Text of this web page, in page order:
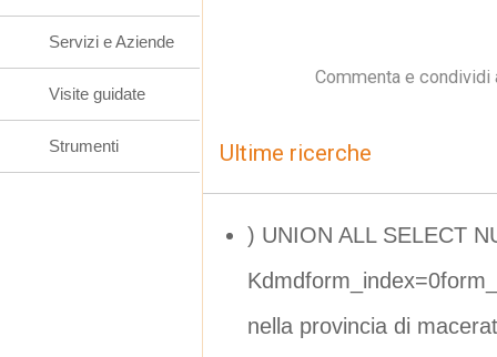
Commenta e
Ultime ricerche
) UNION ALL SELECT
nella provincia di
Servizi e Aziende
Visite guidate
Strumenti